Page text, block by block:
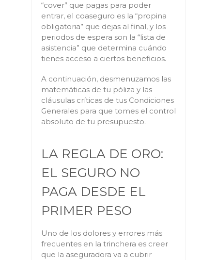
“cover” que pagas para poder
entrar, el coaseguro es la “propina
obligatoria” que dejas al final, y los
periodos de espera son la “lista de
asistencia” que determina cuándo
tienes acceso a ciertos beneficios.
A continuación, desmenuzamos las
matemáticas de tu póliza y las
cláusulas críticas de tus Condiciones
Generales para que tomes el control
absoluto de tu presupuesto.
LA REGLA DE ORO:
EL SEGURO NO
PAGA DESDE EL
PRIMER PESO
Uno de los dolores y errores más
frecuentes en la trinchera es creer
que la aseguradora va a cubrir